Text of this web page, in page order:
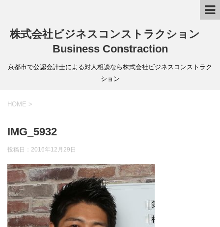
株式会社ビジネスコンストラクション
Business Constraction
京都市で公認会計士による対人相談なら株式会社ビジネスコンストラク
ション
HOME >
IMG_5932
投稿日： 2016年12月29日